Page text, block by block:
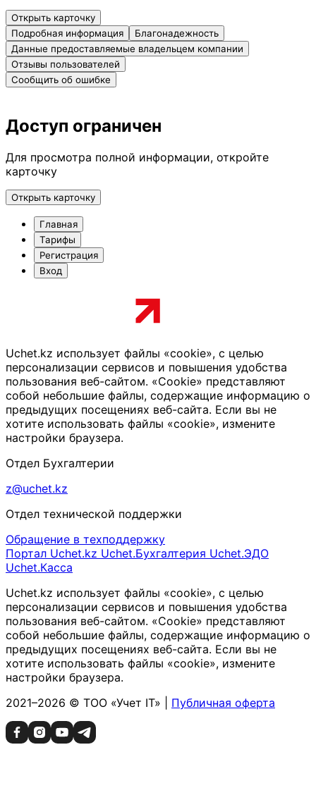
Открыть карточку
Подробная информация
Благонадежность
Данные предоставляемые владельцем компании
Отзывы пользователей
Сообщить об ошибке
Доступ ограничен
Для просмотра полной информации, откройте
карточку
Открыть карточку
Главная
Тарифы
Регистрация
Вход
Uchet.kz использует файлы «cookie», с целью
персонализации сервисов и повышения удобства
пользования веб-сайтом. «Cookie» представляют
собой небольшие файлы, содержащие информацию о
предыдущих посещениях веб-сайта. Если вы не
хотите использовать файлы «cookie», измените
настройки браузера.
Отдел Бухгалтерии
z@uchet.kz
Отдел технической поддержки
Обращение в техподдержку
Портал Uchet.kz Uchet.Бухгалтерия Uchet.ЭДО
Uchet.Касса
Uchet.kz использует файлы «cookie», с целью
персонализации сервисов и повышения удобства
пользования веб-сайтом. «Cookie» представляют
собой небольшие файлы, содержащие информацию о
предыдущих посещениях веб-сайта. Если вы не
хотите использовать файлы «cookie», измените
настройки браузера.
2021–2026 © ТОО «Учет IT» | Публичная оферта